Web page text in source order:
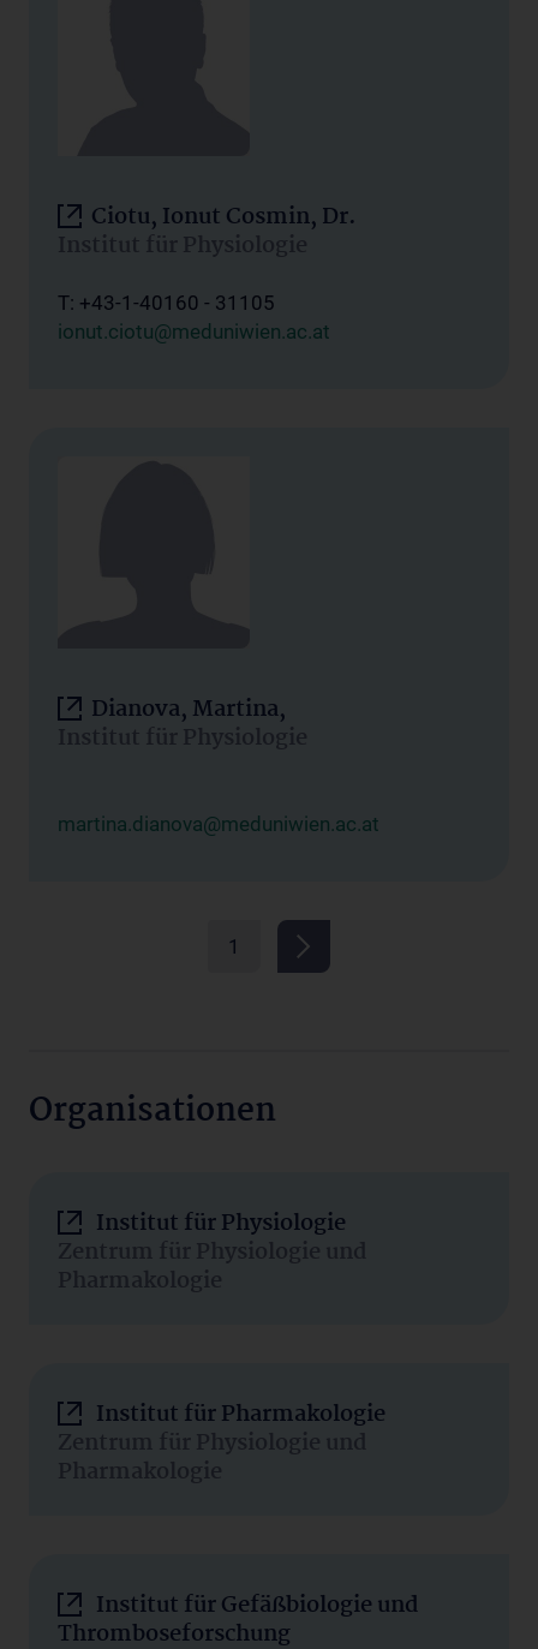
Ciotu, Ionut Cosmin, Dr.
Institut für Physiologie
T: +43-1-40160 - 31105
ionut.ciotu@meduniwien.ac.at
Dianova, Martina,
Institut für Physiologie
martina.dianova@meduniwien.ac.at
1
Organisationen
Institut für Physiologie
Zentrum für Physiologie und
Pharmakologie
Institut für Pharmakologie
Zentrum für Physiologie und
Pharmakologie
Institut für Gefäßbiologie und
Thromboseforschung